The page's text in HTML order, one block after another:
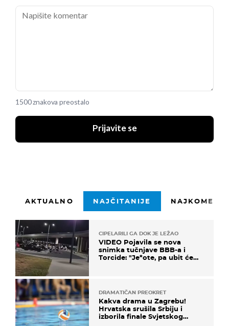
1500 znakova preostalo
Prijavite se
AKTUALNO NAJČITANIJE
CIPELARILI GA DOK JE LEŽAO
VIDEO Pojavila se nova
snimka tučnjave BBB-a i
Torcide: "Je*ote, pa ubit će
DRAMATIČAN PREOKRET
Kakva drama u Zagrebu!
Hrvatska srušila Srbiju i
izborila finale Svjetskog